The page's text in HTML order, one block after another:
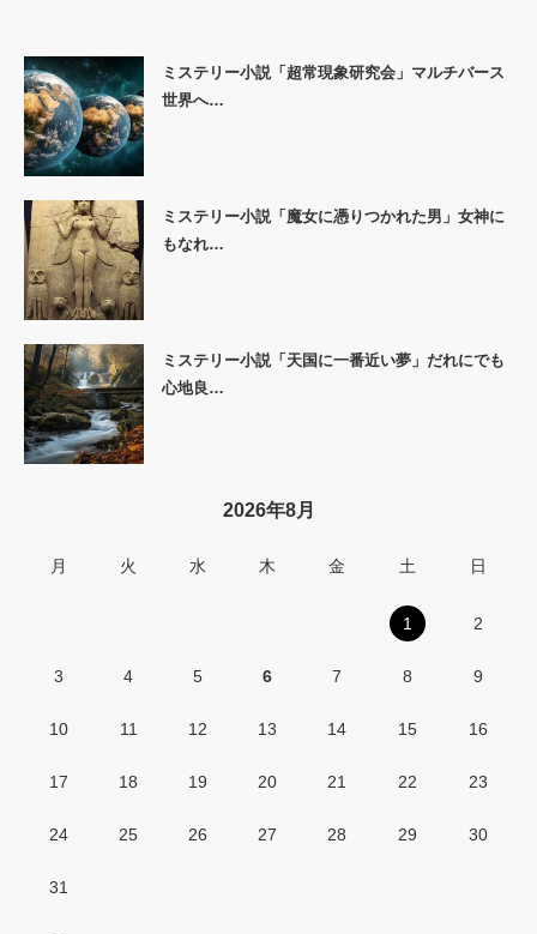
ミステリー小説「超常現象研究会」マルチバース
世界へ…
ミステリー小説「魔女に憑りつかれた男」女神に
もなれ…
ミステリー小説「天国に一番近い夢」だれにでも
心地良…
2026年8月
月 火 水 木 金 土 日
1 2
3 4 5 6 7 8 9
10 11 12 13 14 15 16
17 18 19 20 21 22 23
24 25 26 27 28 29 30
31